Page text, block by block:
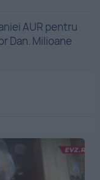
AUR pentru
Dan. Milioane